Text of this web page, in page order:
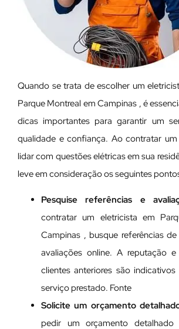
Quando se trata de escolher um
Parque Montreal em Campinas , é
dicas importantes para garantir um
qualidade e confiança. Ao contratar
lidar com questões elétricas em sua
leve em consideração os seguintes
Pesquise referências e
contratar um eletricista em
Campinas , busque referências
avaliações online. A reputação
clientes anteriores são
serviço prestado. Fonte
Solicite um orçamento
pedir um orçamento